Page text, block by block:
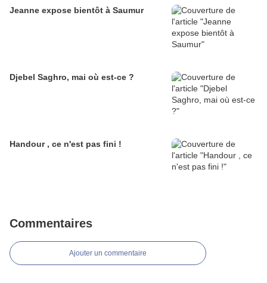
Jeanne expose bientôt à Saumur
Djebel Saghro, mai où est-ce ?
Handour , ce n'est pas fini !
Commentaires
Ajouter un commentaire